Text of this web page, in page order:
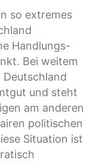
so extremes
Handlungs-
Bei weitem
und steht
am anderen
politischen
Situation ist